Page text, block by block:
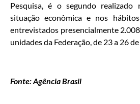
Pesquisa, é o segundo
situação econômica e nos
entrevistados presencialmente
unidades da Federação, de 23 a 26
Fonte: Agência Brasil